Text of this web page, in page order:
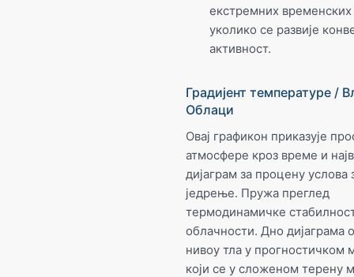
екстремних временских
уколико се развије
активност.
Градијент температуре /
Облаци
Овај графикон приказује
атмосфере кроз време и
дијаграм за процену услова
једрење. Пружа преглед
термодинамичке
облачности. Дно дијаграма
нивоу тла у прогностичком
који се у сложеном терену